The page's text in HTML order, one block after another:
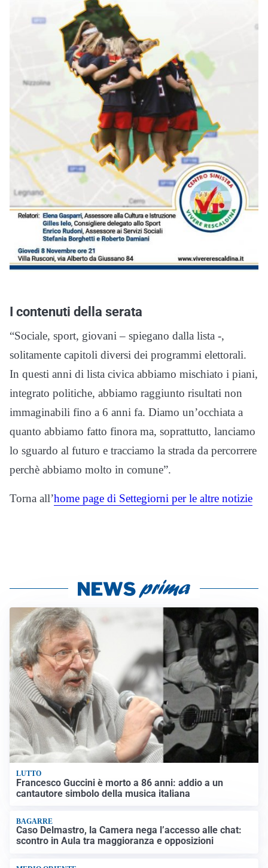
I contenuti della serata
“Sociale, sport, giovani – spiegano dalla lista -,
solitamente capitoli diversi dei programmi elettorali.
In questi anni di lista civica abbiamo mischiato i piani,
integrato politiche, abbiamo raggiunto risultati non
immaginabili fino a 6 anni fa. Diamo un’occhiata a
quanto abbiamo fatto finora ma, soprattutto, lanciamo
lo sguardo al futuro e tracciamo la strada da percorrere
perchè abbiamo molto in comune”.
Torna all’home page di Settegiorni per le altre notizie
LUTTO
Francesco Guccini è morto a 86 anni: addio a un
cantautore simbolo della musica italiana
BAGARRE
Caso Delmastro, la Camera nega l’accesso alle chat:
scontro in Aula tra maggioranza e opposizioni